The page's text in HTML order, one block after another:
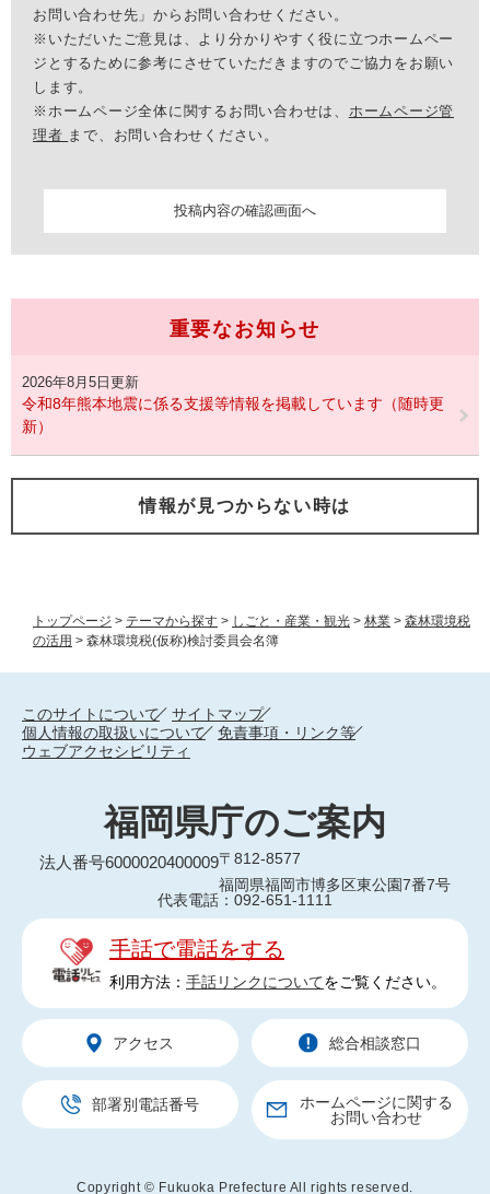
トップページ > テーマから探す > しごと・産業・観光 > 林業 > 森林環境税
の活用 > 森林環境税(仮称)検討委員会名簿
お問い合わせ先」からお問い合わせください。
※いただいたご意見は、より分かりやすく役に立つホームペー
ジとするために参考にさせていただきますのでご協力をお願い
します。
※ホームページ全体に関するお問い合わせは、 ホームページ管
理者 まで、お問い合わせください。
重要なお知らせ
2026年8月5日更新
令和8年熊本地震に係る支援等情報を掲載しています（随時更
新）
情報が見つからない時は
このサイトについて
サイトマップ
個人情報の取扱いについて
免責事項・リンク等
ウェブアクセシビリティ
福岡県庁のご案内
法人番号6000020400009〒812-8577
福岡県福岡市博多区東公園7番7号
代表電話：092-651-1111
手話で電話をする
利用方法： 手話リンクについてをご覧ください。
アクセス 総合相談窓口
部署別電話番号
ホームページに関する
お問い合わせ
Copyright © Fukuoka Prefecture All rights reserved.